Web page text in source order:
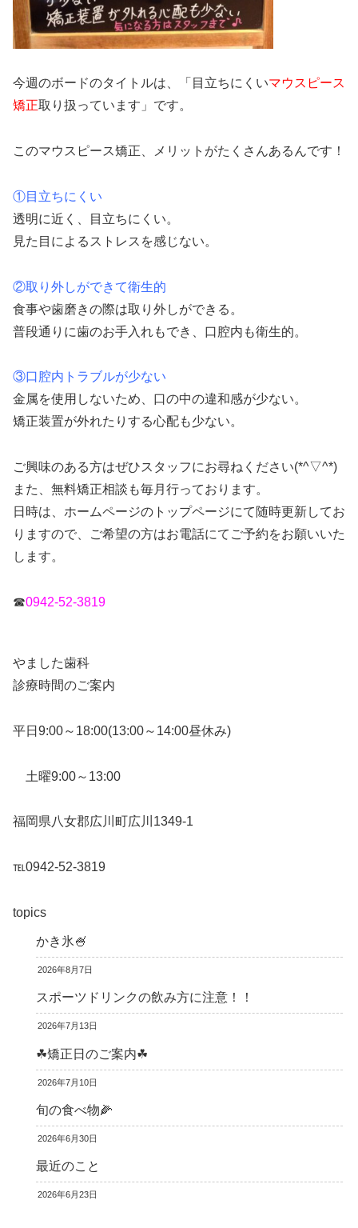
今週のボードのタイトルは、「目立ちにくいマウスピース
矯正取り扱っています」です。
このマウスピース矯正、メリットがたくさんあるんです！
①目立ちにくい
透明に近く、目立ちにくい。
見た目によるストレスを感じない。
②取り外しができて衛生的
食事や歯磨きの際は取り外しができる。
普段通りに歯のお手入れもでき、口腔内も衛生的。
③口腔内トラブルが少ない
金属を使用しないため、口の中の違和感が少ない。
矯正装置が外れたりする心配も少ない。
ご興味のある方はぜひスタッフにお尋ねください(*^▽^*)
また、無料矯正相談も毎月行っております。
日時は、ホームページのトップページにて随時更新してお
りますので、ご希望の方はお電話にてご予約をお願いいた
します。
☎0942-52-3819
やました歯科
診療時間のご案内
平日9:00～18:00(13:00～14:00昼休み)
土曜9:00～13:00
福岡県八女郡広川町広川1349-1
℡0942-52-3819
topics
かき氷🍧
2026年8月7日
スポーツドリンクの飲み方に注意！！
2026年7月13日
☘矯正日のご案内☘
2026年7月10日
旬の食べ物🌽
2026年6月30日
最近のこと
2026年6月23日